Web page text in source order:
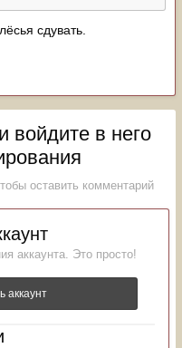
сдувать.
войдите в него
оставить комментарий
аккаунта. Это просто!
аккаунт